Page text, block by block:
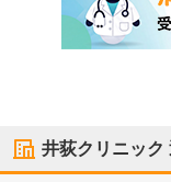
井荻クリニック